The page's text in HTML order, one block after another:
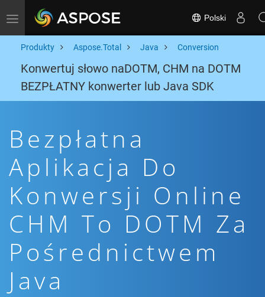
Toggle navigation Polski
Produkty Aspose.Total Java Conversion
Konwertuj słowo naDOTM, CHM na DOTM
BEZPŁATNY konwerter lub Java SDK
Bezpłatna
Aplikacja Do
Konwersji Online
CHM To DOTM Za
Pośrednictwem
Java